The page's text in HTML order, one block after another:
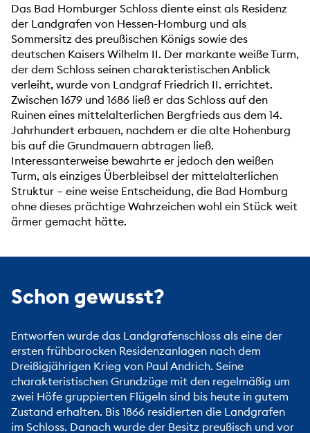
Das Bad Homburger Schloss diente einst als Residenz
der Landgrafen von Hessen-Homburg und als
Sommersitz des preußischen Königs sowie des
deutschen Kaisers Wilhelm II. Der markante weiße Turm,
der dem Schloss seinen charakteristischen Anblick
verleiht, wurde von Landgraf Friedrich II. errichtet.
Zwischen 1679 und 1686 ließ er das Schloss auf den
Ruinen eines mittelalterlichen Bergfrieds aus dem 14.
Jahrhundert erbauen, nachdem er die alte Hohenburg
bis auf die Grundmauern abtragen ließ.
Interessanterweise bewahrte er jedoch den weißen
Turm, als einziges Überbleibsel der mittelalterlichen
Struktur – eine weise Entscheidung, die Bad Homburg
ohne dieses prächtige Wahrzeichen wohl ein Stück weit
ärmer gemacht hätte.
Schon gewusst?
Entworfen wurde das Landgrafenschloss als eine der
ersten frühbarocken Residenzanlagen nach dem
Dreißigjährigen Krieg von Paul Andrich. Seine
charakteristischen Grundzüge mit den regelmäßig um
zwei Höfe gruppierten Flügeln sind bis heute in gutem
Zustand erhalten. Bis 1866 residierten die Landgrafen
im Schloss. Danach wurde der Besitz preußisch und vor